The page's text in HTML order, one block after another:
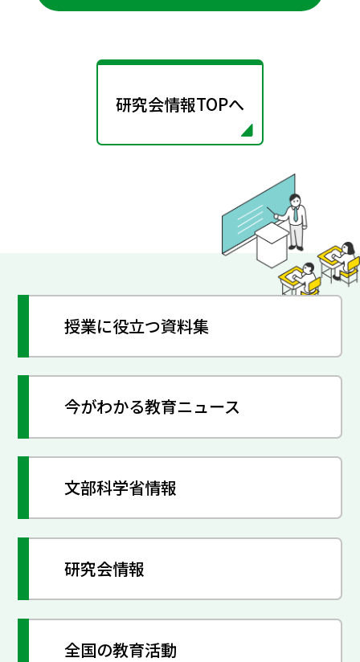
研究会情報TOPへ
授業に役立つ資料集
今がわかる教育ニュース
文部科学省情報
研究会情報
全国の教育活動